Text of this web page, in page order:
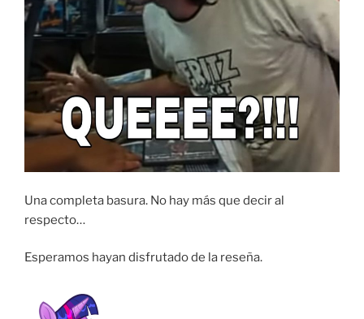
Una completa basura. No hay más que decir al
respecto…
Esperamos hayan disfrutado de la reseña.